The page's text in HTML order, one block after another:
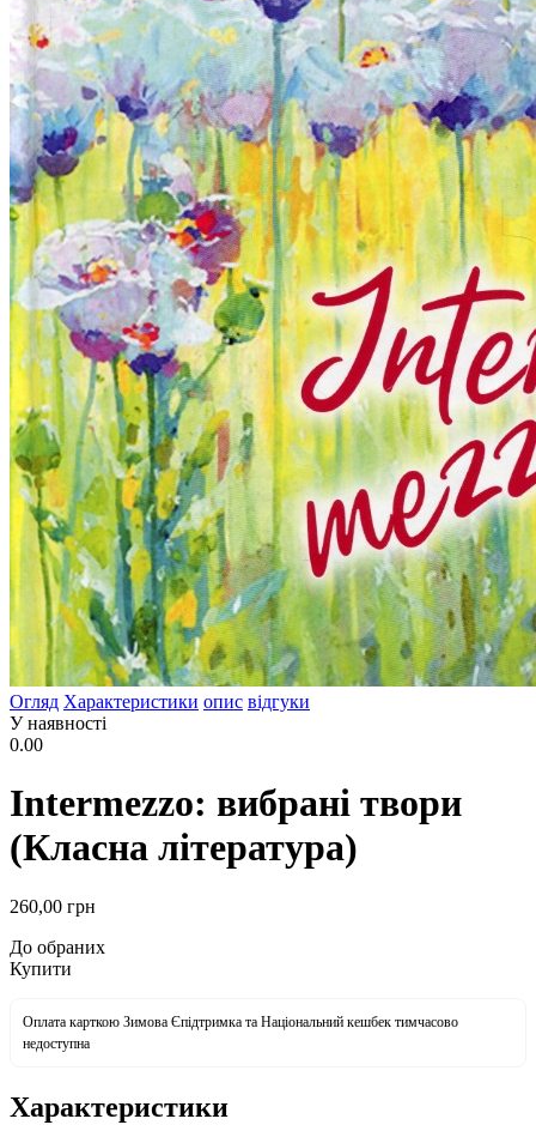
Огляд Характеристики опис відгуки
У наявності
0.00
Intermezzo: вибрані твори
(Класна література)
260,00 грн
До обраних
Купити
Оплата карткою Зимова Єпідтримка та Національний кешбек тимчасово
недоступна
Характеристики